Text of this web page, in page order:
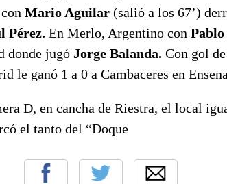
Mario Aguilar (salió a los 67’)
Pérez. En Merlo, Argentino con
donde jugó Jorge Balanda. Con gol de
le ganó 1 a 0 a Cambaceres en
D, en cancha de Riestra, el local
el tanto del “Doque